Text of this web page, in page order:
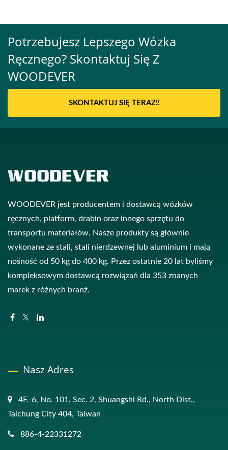
Potrzebujesz Lepszego Wózka
Ręcznego? Skontaktuj Się Z
WOODEVER
SKONTAKTUJ SIĘ TERAZ!!
WOODEVER jest producentem i dostawcą wózków
ręcznych, platform, drabin oraz innego sprzętu do
transportu materiałów. Nasze produkty są głównie
wykonane ze stali, stali nierdzewnej lub aluminium i mają
nośność od 50 kg do 400 kg. Przez ostatnie 20 lat byliśmy
kompleksowym dostawcą rozwiązań dla 353 znanych
marek z różnych branż.
Nasz Adres
4F.-6, No. 101, Sec. 2, Shuangshi Rd., North Dist.,
Taichung City 404, Taiwan
886-4-22331272